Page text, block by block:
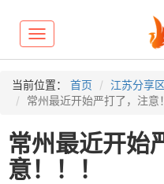
Toggle
navigation
当前位置： 首页 江苏分享区
常州最近开始严打了，注意
常州最近开始
意！！！